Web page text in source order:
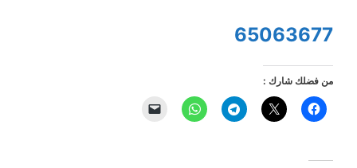
65063677
من فضلك شارك :